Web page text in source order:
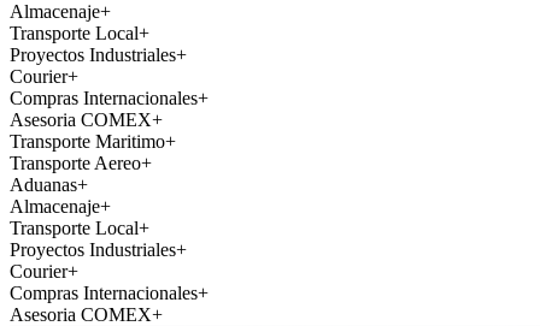
Almacenaje+
Transporte Local+
Proyectos Industriales+
Courier+
Compras Internacionales+
Asesoria COMEX+
Transporte Maritimo+
Transporte Aereo+
Aduanas+
Almacenaje+
Transporte Local+
Proyectos Industriales+
Courier+
Compras Internacionales+
Asesoria COMEX+